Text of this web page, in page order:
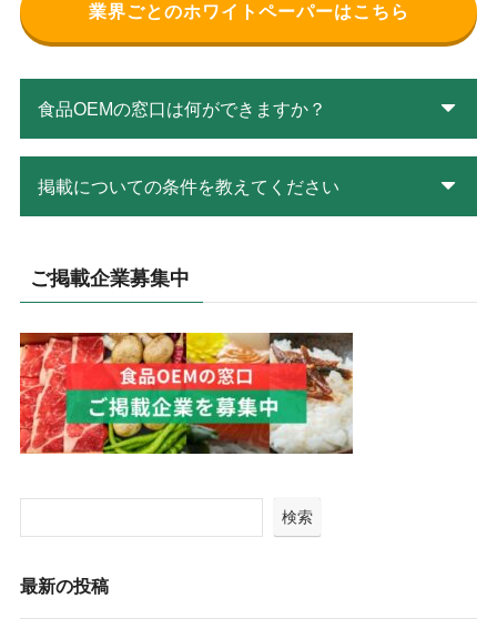
業界ごとのホワイトペーパーはこちら
食品OEMの窓口は何ができますか？
掲載についての条件を教えてください
ご掲載企業募集中
検索
最新の投稿